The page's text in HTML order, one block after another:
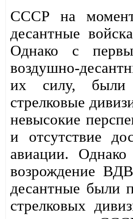
СССР на
десантные
Однако с
воздушно-
их силу, были
стрелковые
невысокие
и отсутствие
авиации.
возрождение
десантные были
стрелковых